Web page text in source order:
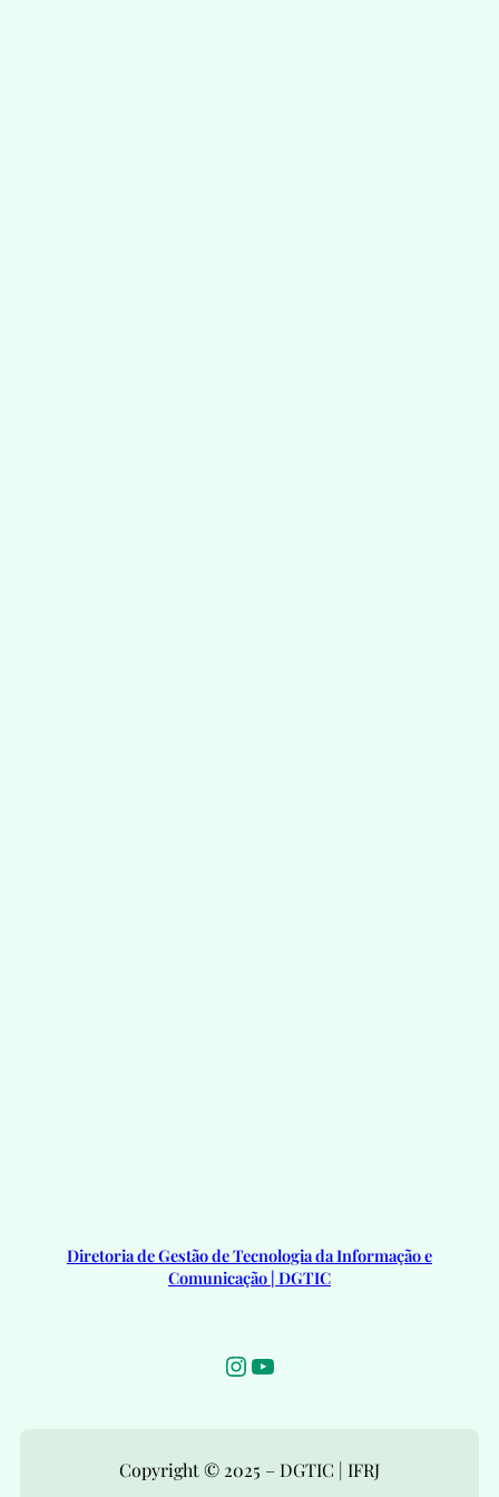
Diretoria de Gestão de Tecnologia da Informação e
Comunicação | DGTIC
InstagramYoutube
Copyright © 2025 – DGTIC | IFRJ